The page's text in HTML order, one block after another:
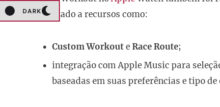
DARKfacilitado a recursos como:
Custom WorkouteRace Route;
integração com Apple Music para
baseadas em suas preferências e tipo